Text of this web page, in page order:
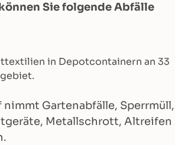
Sie folgende Abfälle
in Depotcontainern an 33
Gartenabfälle, Sperrmüll,
Metallschrott, Altreifen